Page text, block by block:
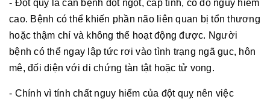
- Đột quỵ là căn bệnh đột ngột, cấp tính, có độ nguy hiểm
cao. Bệnh có thể khiến phần não liên quan bị tổn thương
hoặc thậm chí và không thể hoạt động được. Người
bệnh có thể ngay lập tức rơi vào tình trạng ngã gục, hôn
mê, đối diện với di chứng tàn tật hoặc tử vong.
- Chính vì tính chất nguy hiểm của đột quỵ nên việc